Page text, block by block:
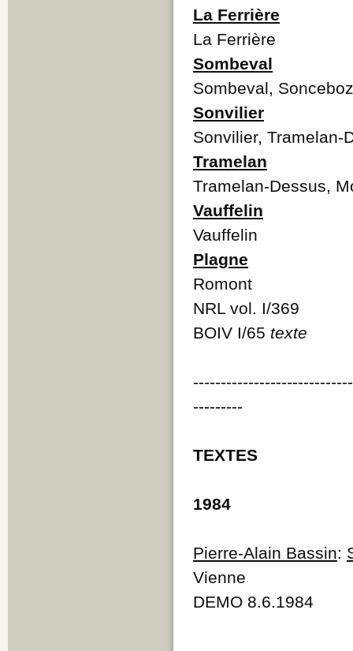
La Ferrière
La Ferrière
Sombeval
Sombeval, Sonceboz
Sonvilier
Sonvilier, Tramelan-
Tramelan
Tramelan-Dessus,
Vauffelin
Vauffelin
Plagne
Romont
NRL vol. I/369
BOIV I/65 texte
---------
TEXTES
1984
Pierre-Alain Bassin:
Vienne
DEMO 8.6.1984